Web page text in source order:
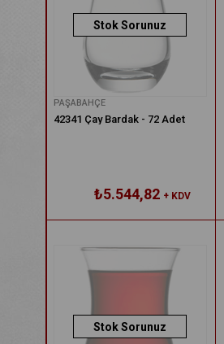
Stok Sorunuz
PAŞABAHÇE
42341 Çay Bardak - 72 Adet
₺5.544,82 + KDV
Stok Sorunuz